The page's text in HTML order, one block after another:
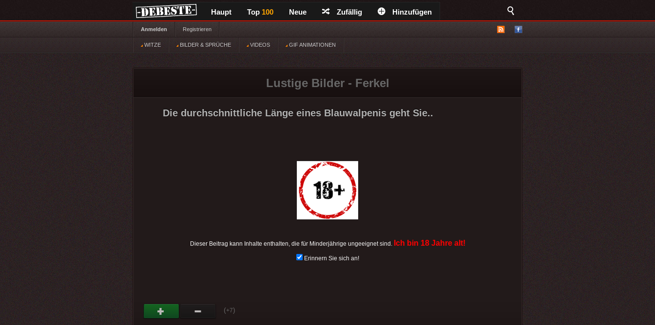
Haupt Top 100 Neue Zufällig Hinzufügen
Anmelden Registrieren
WITZE BILDER & SPRÜCHE VIDEOS GIF ANIMATIONEN
Lustige Bilder - Ferkel
Die durchschnittliche Länge eines Blauwalpenis geht Sie..
Dieser Beitrag kann Inhalte enthalten, die für Minderjährige ungeeignet sind. Ich bin 18 Jahre alt!
Erinnern Sie sich an!
(+7)